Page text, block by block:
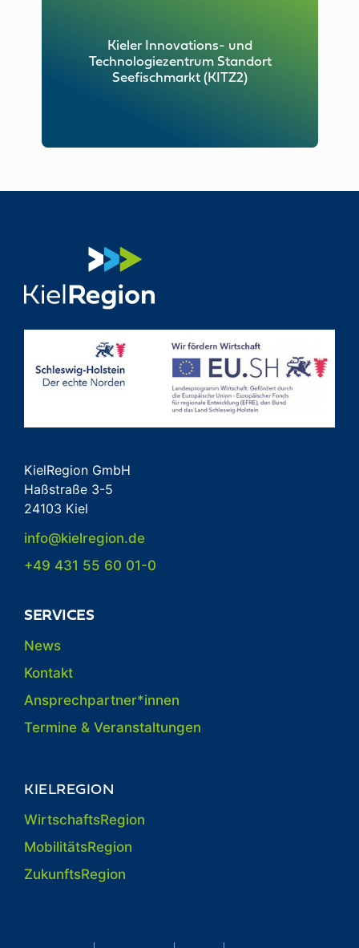
Kieler Innovations- und
Technologiezentrum Standort
Seefischmarkt (KITZ2)
KielRegion GmbH
Haßstraße 3-5
24103 Kiel
info@kielregion.de
+49 431 55 60 01-0
SERVICES
News
Kontakt
Ansprechpartner*innen
Termine & Veranstaltungen
KIELREGION
WirtschaftsRegion
MobilitätsRegion
ZukunftsRegion